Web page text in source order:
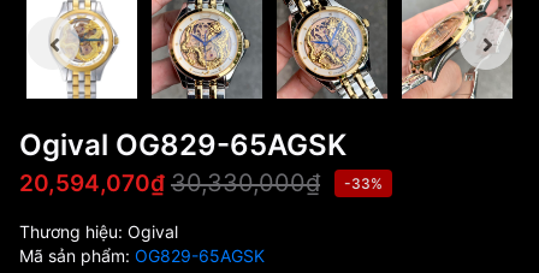
Ogival OG829-65AGSK
20,594,070₫ 30,330,000₫ -33%
Thương hiệu: Ogival
Mã sản phẩm: OG829-65AGSK